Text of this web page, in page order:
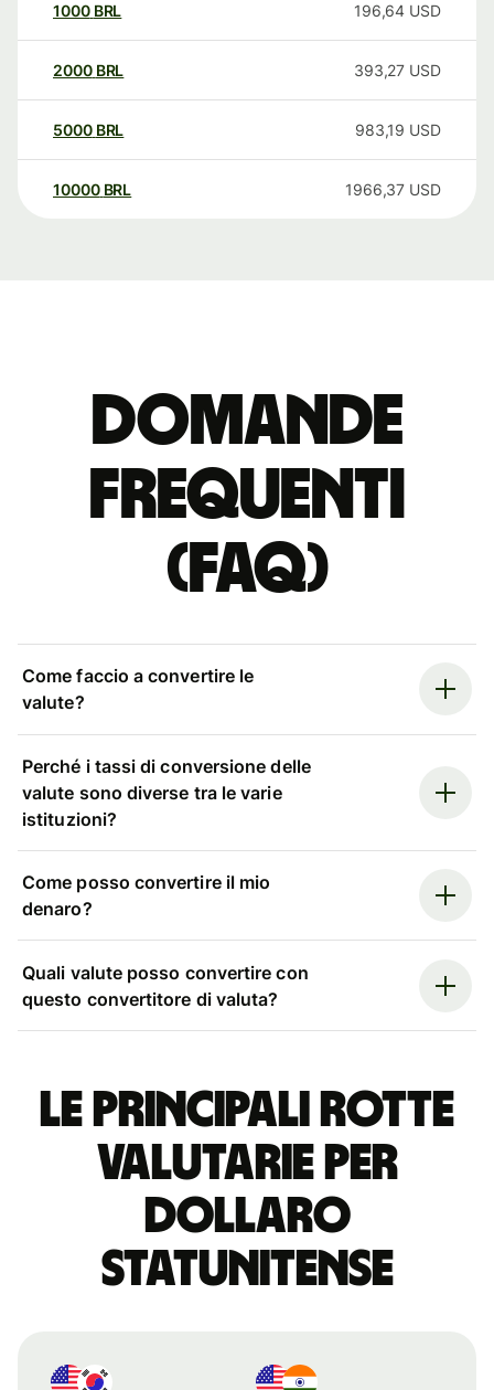
1000 BRL 196,64 USD
2000 BRL 393,27 USD
5000 BRL 983,19 USD
10000 BRL 1966,37 USD
Domande
Frequenti
(FAQ)
Come faccio a convertire le
valute?
Perché i tassi di conversione delle
valute sono diverse tra le varie
istituzioni?
Come posso convertire il mio
denaro?
Quali valute posso convertire con
questo convertitore di valuta?
Le principali rotte
valutarie per
dollaro
statunitense